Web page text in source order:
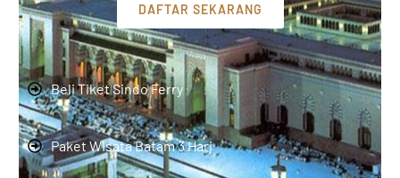
DAFTAR SEKARANG
Beli Tiket Sindo Ferry
Paket WIsata Batam 3 Hari